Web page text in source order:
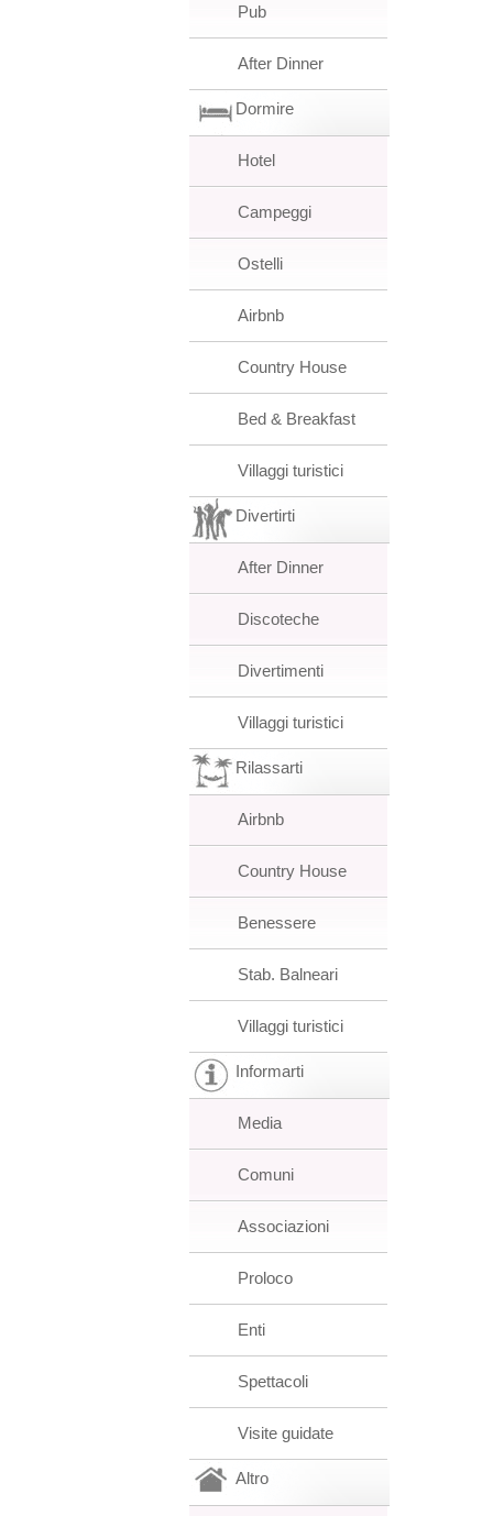
Pub
After Dinner
Dormire
Hotel
Campeggi
Ostelli
Airbnb
Country House
Bed & Breakfast
Villaggi turistici
Divertirti
After Dinner
Discoteche
Divertimenti
Villaggi turistici
Rilassarti
Airbnb
Country House
Benessere
Stab. Balneari
Villaggi turistici
Informarti
Media
Comuni
Associazioni
Proloco
Enti
Spettacoli
Visite guidate
Altro